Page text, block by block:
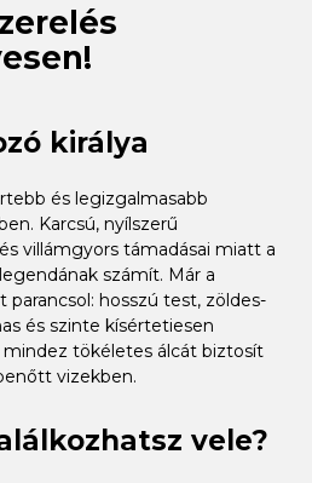
királya
és legizgalmasabb
Karcsú, nyílszerű
villámgyors támadásai miatt a
számít. Már a
hosszú test, zöldes-
és szinte kísértetiesen
tökéletes álcát biztosít
vizekben.
vele?